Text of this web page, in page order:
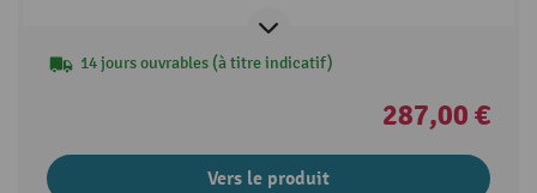
14 jours ouvrables (à titre indicatif)
287,00 €
Vers le produit